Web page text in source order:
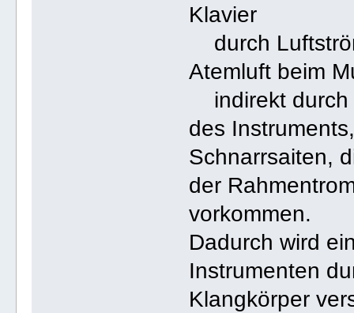
Klavier
durch
Atemluft beim
indirekt durch
des
Schnarrsaiten,
der
vorkommen.
Dadurch wird
Instrumenten
Klangkörper